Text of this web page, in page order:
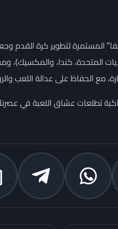
لتطوير كرة القدم
مع الحفاظ على عدالة اللعب
تطلعات عشاق اللعبة في